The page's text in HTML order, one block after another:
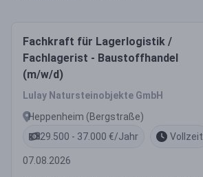
Fachkraft für Lagerlogistik /
Fachlagerist - Baustoffhandel
(m/w/d)
Lulay Natursteinobjekte GmbH
Heppenheim (Bergstraße)
29.500 - 37.000 €/Jahr
Vollzeit
07.08.2026